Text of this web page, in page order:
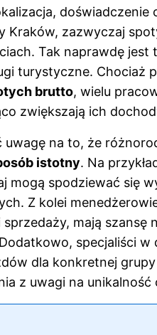
dI
n
Kraków, zazwyczaj
Tak naprawdę
turystyczne. Chociaż
brutto, wielu
zwiększają ich
uwagę na to, że
istotny. Na
mogą spodziewać się
Z kolei
mają szansę
specjaliści
dla konkretnej
z uwagi na unikalność